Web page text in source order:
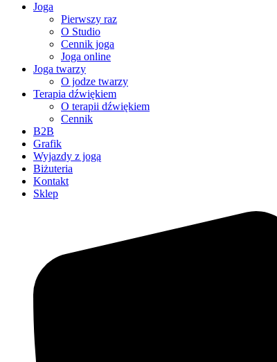
Joga
Pierwszy raz
O Studio
Cennik joga
Joga online
Joga twarzy
O jodze twarzy
Terapia dźwiękiem
O terapii dźwiękiem
Cennik
B2B
Grafik
Wyjazdy z jogą
Biżuteria
Kontakt
Sklep